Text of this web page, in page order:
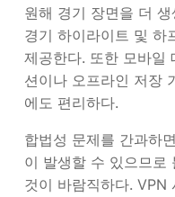
원해 경기 장면을 더
경기 하이라이트 및 하
제공한다. 또한 모바일
션이나 오프라인 저장
에도 편리하다.
합법성 문제를 간과하
이 발생할 수 있으므로
것이 바람직하다. VPN